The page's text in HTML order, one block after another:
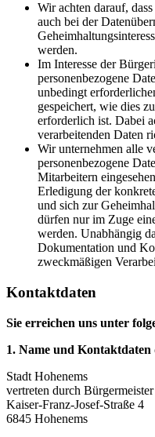
Wir achten darauf,
auch bei der
werden.
Im Interesse der
personenbezogene
unbedingt
gespeichert, wie dies
erforderlich ist. Dabei
verarbeitenden Daten
Wir unternehmen alle
personenbezogene
Mitarbeitern
Erledigung der
und sich zur
dürfen nur im Zuge
werden. Unabhängig
Dokumentation und
zweckmäßigen
Kontaktdaten
Sie erreichen uns unter
1. Name und
Stadt Hohenems
vertreten durch
Kaiser-Franz-Josef-Straße 4
6845 Hohenems